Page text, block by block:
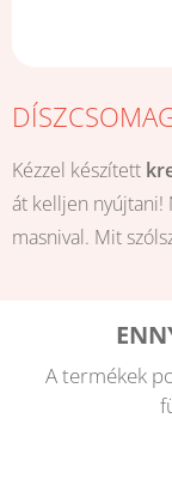
Kézzel készített
át kelljen nyújtani!
masnival. Mit
A termékek